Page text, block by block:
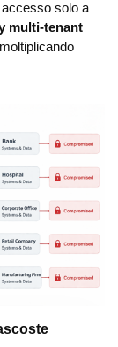
solo a
multi-tenant